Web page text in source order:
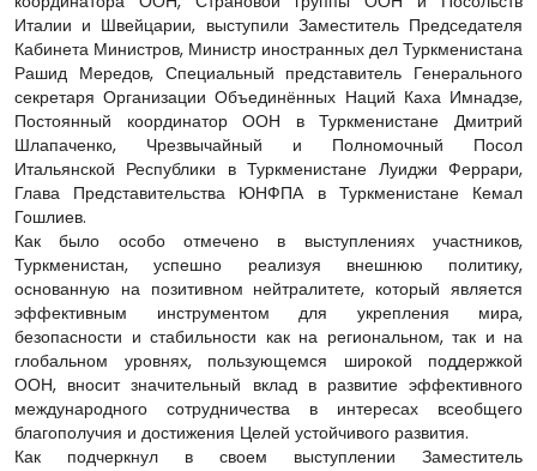
Италии и Швейцарии, выступили Заместитель Председателя
Кабинета Министров, Министр иностранных дел Туркменистана
Рашид Мередов, Специальный представитель Генерального
секретаря Организации Объединённых Наций Каха Имнадзе,
Постоянный координатор ООН в Туркменистане Дмитрий
Шлапаченко, Чрезвычайный и Полномочный Посол
Итальянской Республики в Туркменистане Луиджи Феррари,
Глава Представительства ЮНФПА в Туркменистане Кемал
Гошлиев.
Как было особо отмечено в выступлениях участников,
Туркменистан, успешно реализуя внешнюю политику,
основанную на позитивном нейтралитете, который является
эффективным инструментом для укрепления мира,
безопасности и стабильности как на региональном, так и на
глобальном уровнях, пользующемся широкой поддержкой
ООН, вносит значительный вклад в развитие эффективного
международного сотрудничества в интересах всеобщего
благополучия и достижения Целей устойчивого развития.
Как подчеркнул в своем выступлении Заместитель